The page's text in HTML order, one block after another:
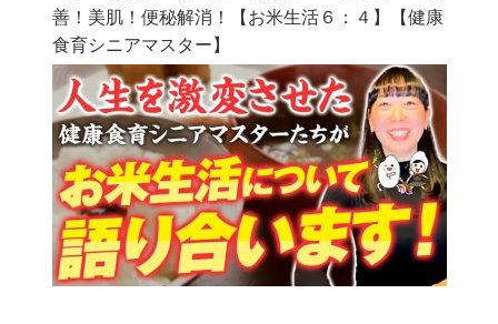
善！美肌！便秘解消！【お米生活６：４】【健康
食育シニアマスター】